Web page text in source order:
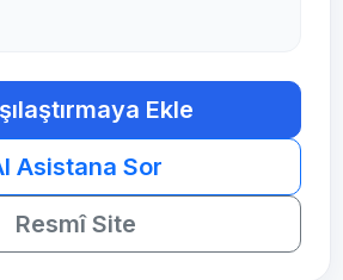
Ekle
Asistana Sor
Resmî Site